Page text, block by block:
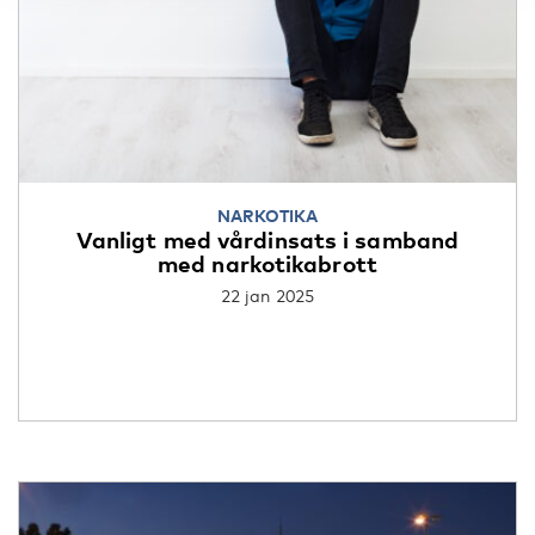
NARKOTIKA
Vanligt med vårdinsats i samband
med narkotikabrott
22 jan 2025